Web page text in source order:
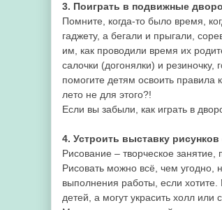
3. Поиграть в подвижные
Помните, когда-то было время,
гаджету, а бегали и прыгали,
им, как проводили время их
салочки (догонялки) и резиночку,
помогите детям освоить
лето не для этого?!
Если вы забыли, как играть в
4. Устроить выставку
Рисование – творческое
Рисовать можно всё, чем угодно,
выполнения работы, если хотите.
детей, а могут украсить холл